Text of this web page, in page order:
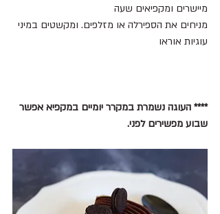
מיישרים ומקפיאים שעה
מניחים את הספירלה או מזלפים. ומקשטים במיני
עוגיות אוראו
**** העוגה נשמרת במקרר יומיים במקפיא אפשר
שבוע מפשירים לפני.